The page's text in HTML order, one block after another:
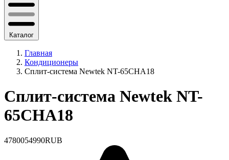
Каталог
Главная
Кондиционеры
Сплит-система Newtek NT-65CHA18
Сплит-система Newtek NT-
65CHA18
4780054990RUB